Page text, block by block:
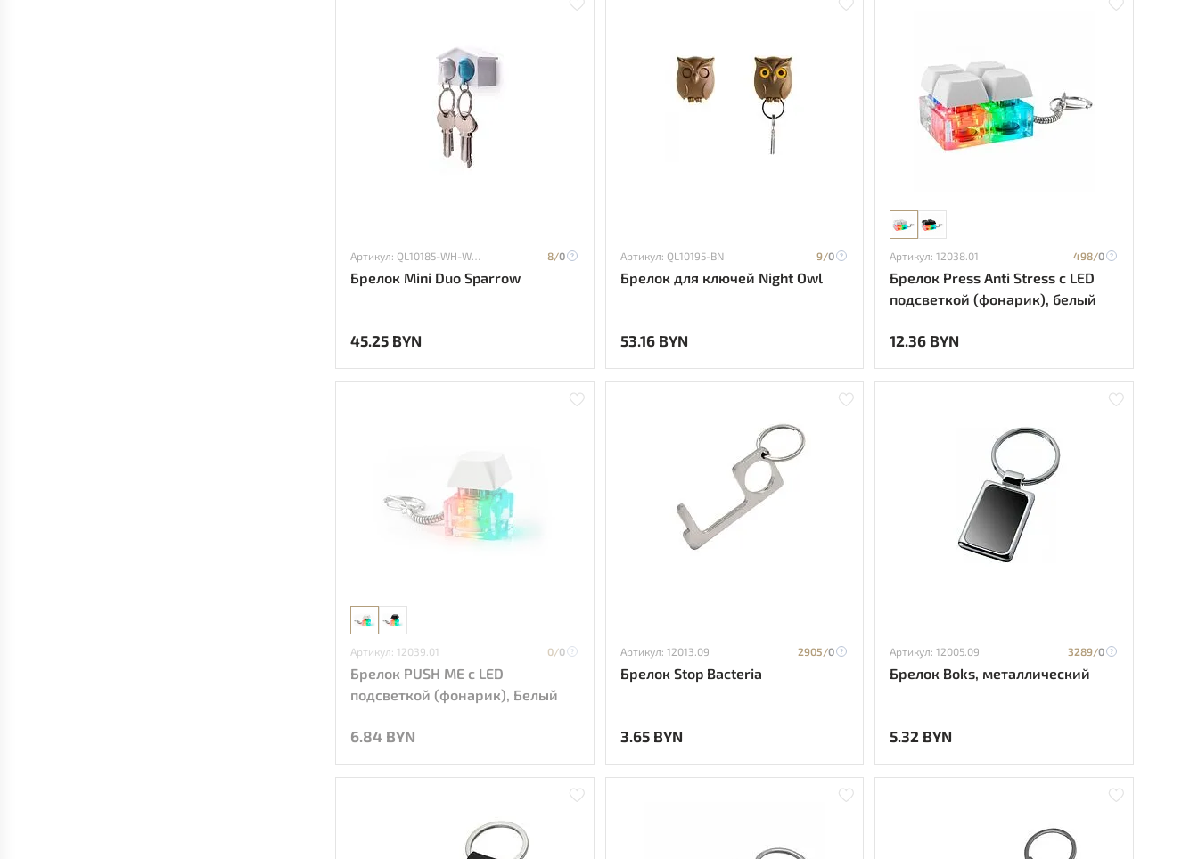
Артикул: QL10185-WH-WH-BU 8/0
Брелок Mini Duo Sparrow
45.25 BYN
Артикул: QL10195-BN 9/0
Брелок для ключей Night Owl
53.16 BYN
Артикул: 12038.01 498/0
Брелок Press Anti Stress с LED
подсветкой (фонарик), белый
12.36 BYN
Артикул: 12039.01 0/0
Брелок PUSH ME с LED
подсветкой (фонарик), Белый
6.84 BYN
Артикул: 12013.09 2905/0
Брелок Stop Bacteria
3.65 BYN
Артикул: 12005.09 3289/0
Брелок Boks, металлический
5.32 BYN